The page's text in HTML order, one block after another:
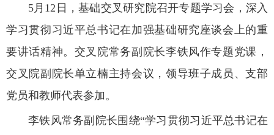
5月12日，基础交叉研究院召开专题学习会，深入
学习贯彻习近平总书记在加强基础研究座谈会上的重
要讲话精神。交叉院常务副院长李铁风作专题党课，
交叉院副院长单立楠主持会议，领导班子成员、支部
党员和教师代表参加。
李铁风常务副院长围绕“学习贯彻习近平总书记在